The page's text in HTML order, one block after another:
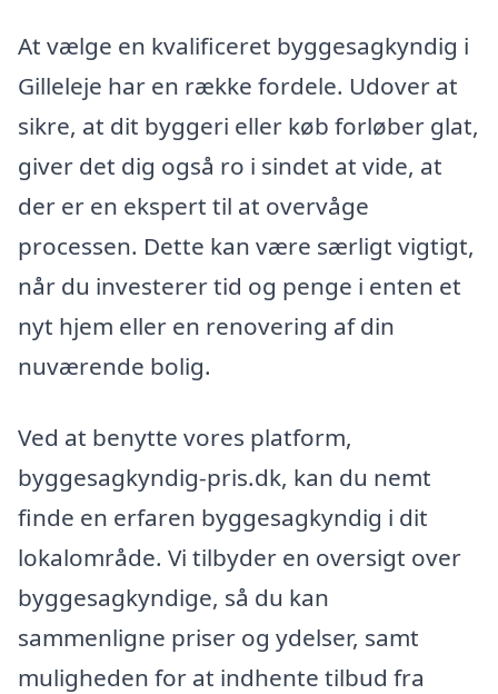
At vælge en kvalificeret byggesagkyndig i
Gilleleje har en række fordele. Udover at
sikre, at dit byggeri eller køb forløber glat,
giver det dig også ro i sindet at vide, at
der er en ekspert til at overvåge
processen. Dette kan være særligt vigtigt,
når du investerer tid og penge i enten et
nyt hjem eller en renovering af din
nuværende bolig.
Ved at benytte vores platform,
byggesagkyndig-pris.dk, kan du nemt
finde en erfaren byggesagkyndig i dit
lokalområde. Vi tilbyder en oversigt over
byggesagkyndige, så du kan
sammenligne priser og ydelser, samt
muligheden for at indhente tilbud fra